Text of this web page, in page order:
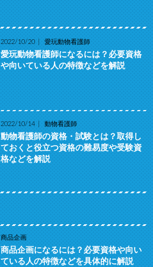
2022/10/20 愛玩動物看護師
愛玩動物看護師になるには？必要資格
や向いている人の特徴などを解説
2022/10/14 動物看護師
動物看護師の資格・試験とは？取得し
ておくと役立つ資格の難易度や受験資
格などを解説
商品企画
商品企画になるには？必要資格や向い
ている人の特徴などを具体的に解説